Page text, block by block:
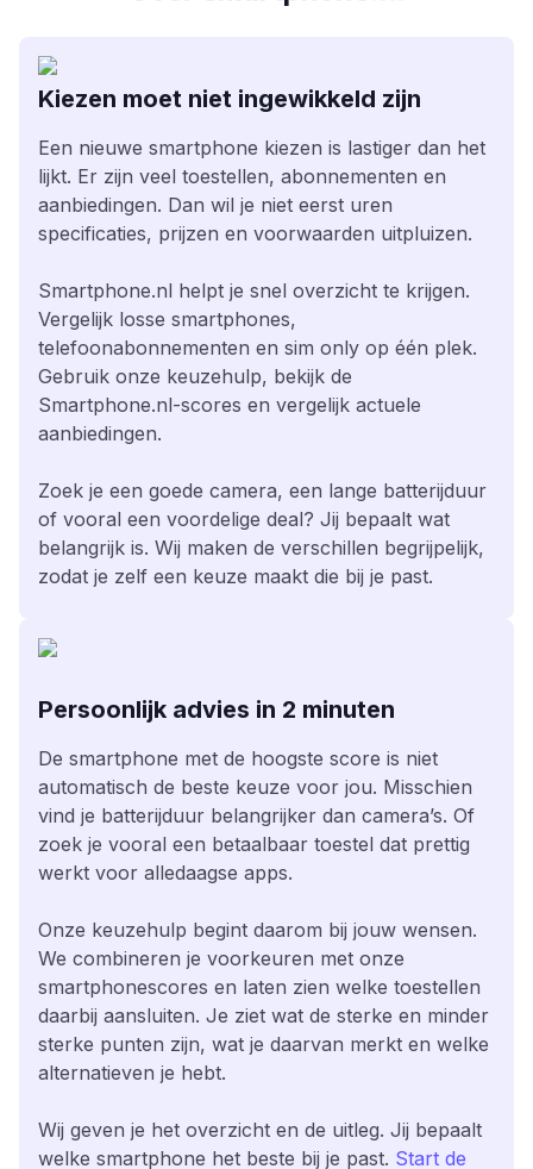
Kiezen moet niet ingewikkeld zijn
Een nieuwe smartphone kiezen is lastiger dan het
lijkt. Er zijn veel toestellen, abonnementen en
aanbiedingen. Dan wil je niet eerst uren
specificaties, prijzen en voorwaarden uitpluizen.
Smartphone.nl helpt je snel overzicht te krijgen.
Vergelijk losse smartphones,
telefoonabonnementen en sim only op één plek.
Gebruik onze keuzehulp, bekijk de
Smartphone.nl-scores en vergelijk actuele
aanbiedingen.
Zoek je een goede camera, een lange batterijduur
of vooral een voordelige deal? Jij bepaalt wat
belangrijk is. Wij maken de verschillen begrijpelijk,
zodat je zelf een keuze maakt die bij je past.
Persoonlijk advies in 2 minuten
De smartphone met de hoogste score is niet
automatisch de beste keuze voor jou. Misschien
vind je batterijduur belangrijker dan camera’s. Of
zoek je vooral een betaalbaar toestel dat prettig
werkt voor alledaagse apps.
Onze keuzehulp begint daarom bij jouw wensen.
We combineren je voorkeuren met onze
smartphonescores en laten zien welke toestellen
daarbij aansluiten. Je ziet wat de sterke en minder
sterke punten zijn, wat je daarvan merkt en welke
alternatieven je hebt.
Wij geven je het overzicht en de uitleg. Jij bepaalt
welke smartphone het beste bij je past. Start de